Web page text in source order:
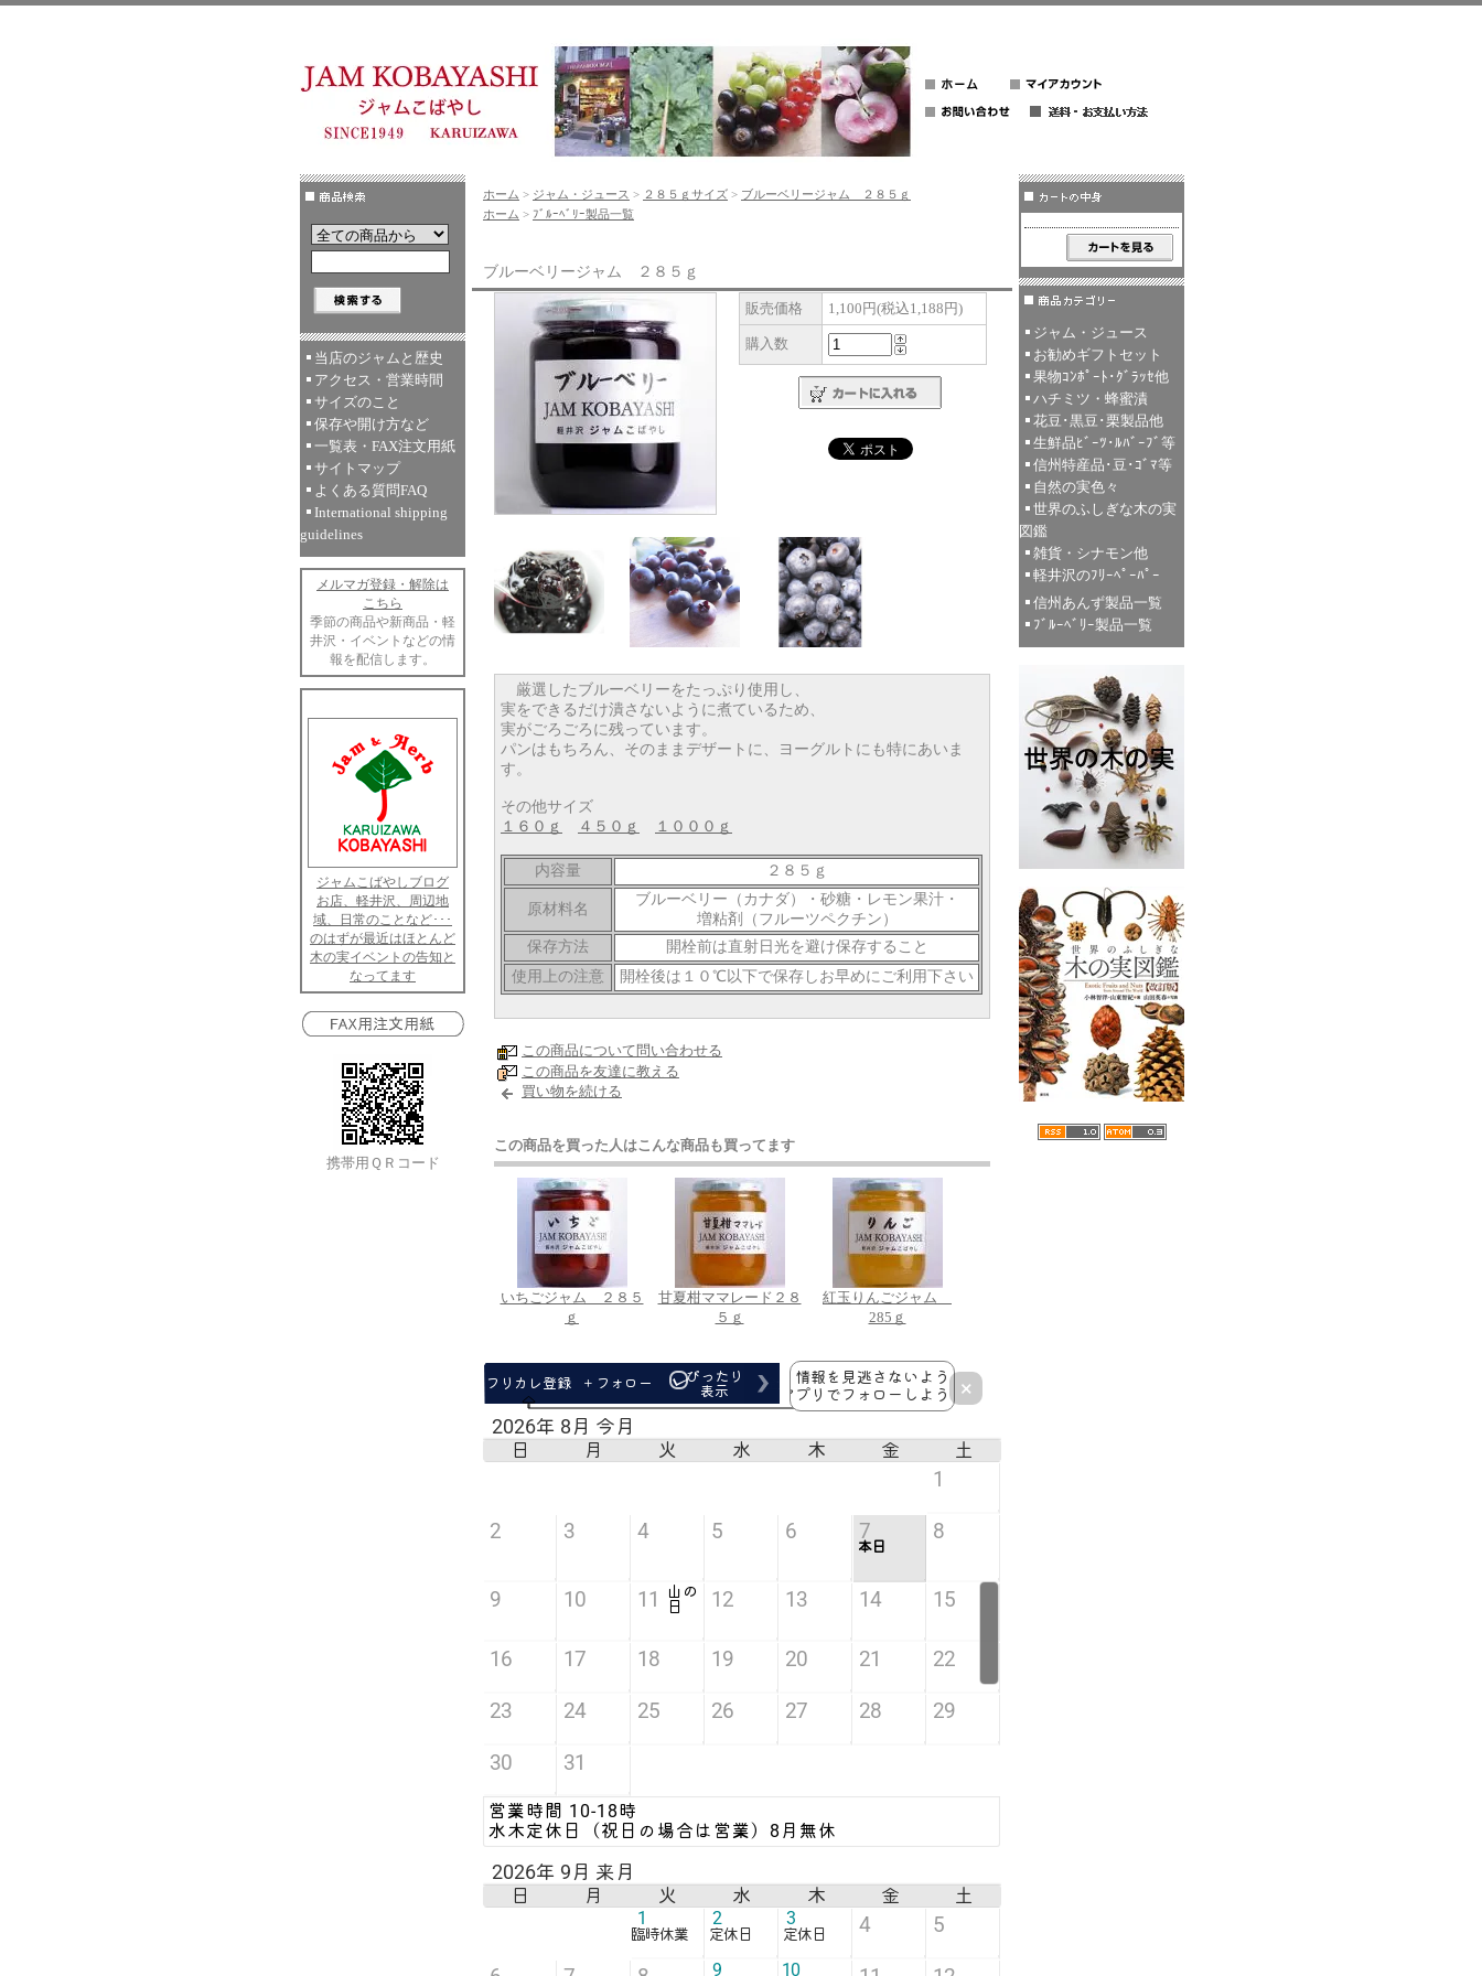
当店のジャムと歴史
アクセス・営業時間
サイズのこと
保存や開け方など
一覧表・FAX注文用紙
サイトマップ
よくある質問FAQ
International shipping
guidelines
メルマガ登録・解除は
こちら
季節の商品や新商品・軽
井沢・イベントなどの情
報を配信します。
ジャムこばやしブログ
お店、軽井沢、周辺地
域、日常のことなど･･･
のはずが最近はほとんど
木の実イベントの告知と
なってます
携帯用ＱＲコード
ホーム > ジャム・ジュース > ２８５ｇサイズ > ブルーベリージャム ２８５ｇ
ホーム > ﾌﾞﾙｰﾍﾞﾘｰ製品一覧
ブルーベリージャム ２８５ｇ
販売価格 1,100円(税込1,188円)
購入数
厳選したブルーベリーをたっぷり使用し、
実をできるだけ潰さないように煮ているため、
実がごろごろに残っています。
パンはもちろん、そのままデザートに、ヨーグルトにも特にあいま
す。
その他サイズ
１６０ｇ
４５０ｇ １０００ｇ
内容量 ２８５ｇ
原材料名
ブルーベリー（カナダ）・砂糖・レモン果汁・
増粘剤（フルーツペクチン）
保存方法
開栓前は直射日光を避け保存すること
使用上の注意
開栓後は１０℃以下で保存しお早めにご利用下さい
この商品について問い合わせる
この商品を友達に教える
買い物を続ける
この商品を買った人はこんな商品も買ってます
いちごジャム ２８５
ｇ
甘夏柑ママレード２８
５ｇ
紅玉りんごジャム
285ｇ
ジャム・ジュース
お勧めギフトセット
果物ｺﾝﾎﾟｰﾄ･ｸﾞﾗｯｾ他
ハチミツ・蜂蜜漬
花豆･黒豆･栗製品他
生鮮品ﾋﾞｰﾂ･ﾙﾊﾞｰﾌﾞ等
信州特産品･豆･ｺﾞﾏ等
自然の実色々
世界のふしぎな木の実
図鑑
雑貨・シナモン他
軽井沢のﾌﾘｰﾍﾟｰﾊﾟｰ
信州あんず製品一覧
ﾌﾞﾙｰﾍﾞﾘｰ製品一覧